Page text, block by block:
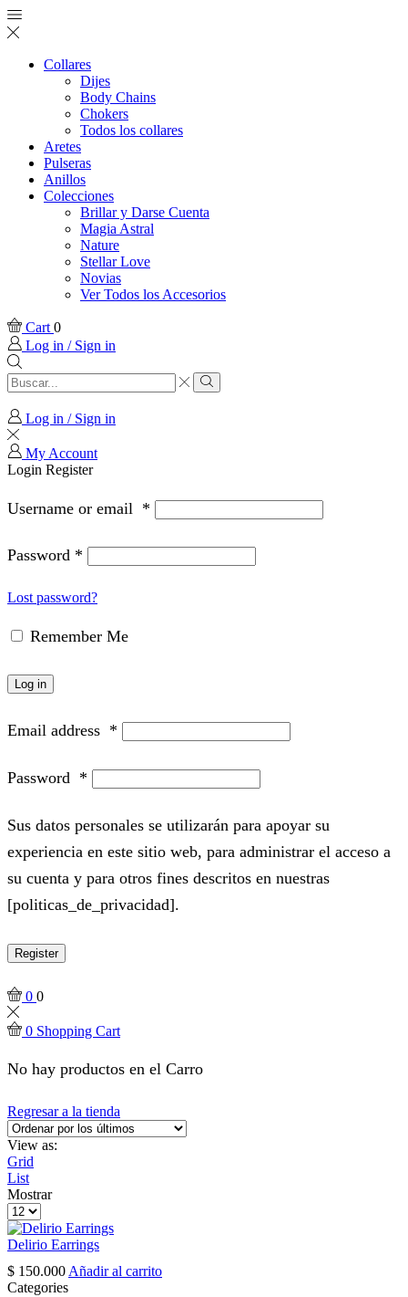
Collares
Dijes
Body Chains
Chokers
Todos los collares
Aretes
Pulseras
Anillos
Colecciones
Brillar y Darse Cuenta
Magia Astral
Nature
Stellar Love
Novias
Ver Todos los Accesorios
Cart 0
Log in / Sign in
Search
input
Search
Log in / Sign in
My Account
Login Register
Username or email *
Password *
Lost password?
Remember Me
Log in
Email address *
Password *
Sus datos personales se utilizarán para apoyar su
experiencia en este sitio web, para administrar el acceso a
su cuenta y para otros fines descritos en nuestras
[politicas_de_privacidad].
Register
0 0
0 Shopping Cart
No hay productos en el Carro
Regresar a la tienda
View as:
Grid
List
Mostrar
Products
per
page
Delirio Earrings
$ 150.000 Añadir al carrito
Categories